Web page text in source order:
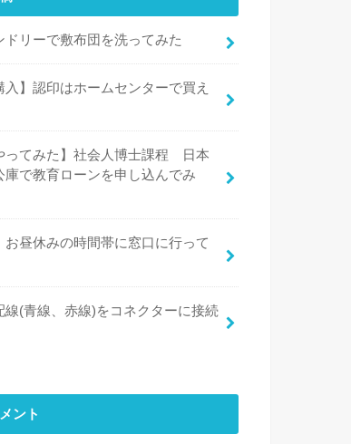
ドリーで敷布団を洗ってみた
入】認印はホームセンターで買え
ってみた】社会人博士課程 日本
庫で教育ローンを申し込んでみ
昼休みの時間帯に窓口に行って
線(青線、赤線)をコネクターに接続
ント